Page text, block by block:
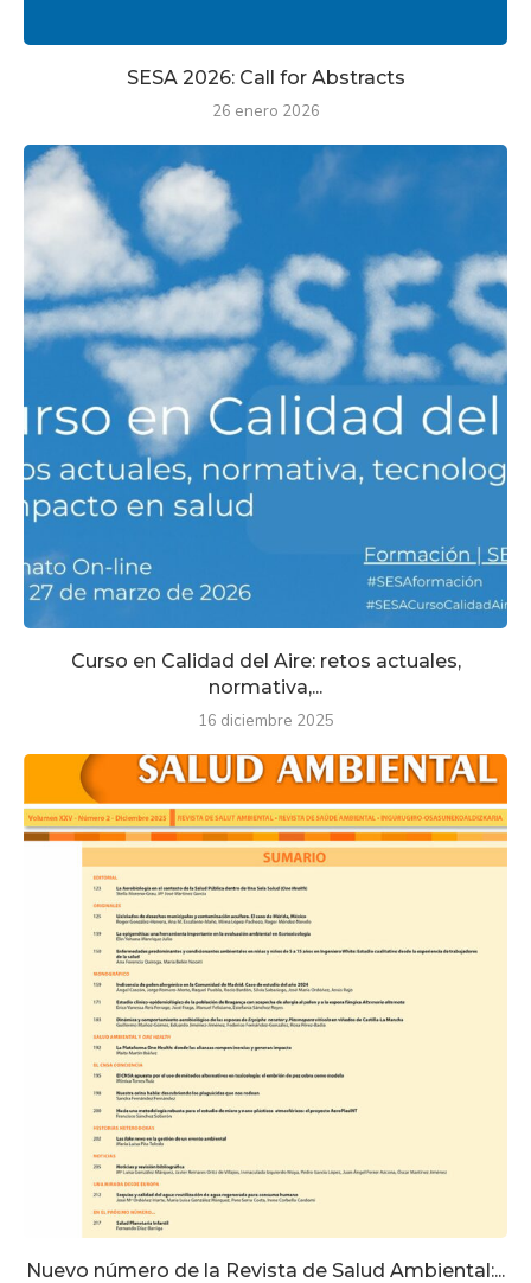
SESA 2026: Call for Abstracts
26 enero 2026
Curso en Calidad del Aire: retos actuales,
normativa,...
16 diciembre 2025
Nuevo número de la Revista de Salud Ambiental:...